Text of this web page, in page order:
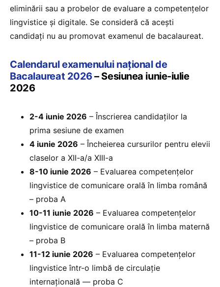
eliminării sau a probelor de evaluare a competențelor
lingvistice și digitale. Se consideră că aceşti
candidaţi nu au promovat examenul de bacalaureat.
Calendarul examenului național de
Bacalaureat 2026– Sesiunea iunie-iulie
2026
2-4 iunie 2026 – Înscrierea candidaților la
prima sesiune de examen
4 iunie 2026 – Încheierea cursurilor pentru elevii
claselor a XII-a/a XIII-a
8-10 iunie 2026 – Evaluarea competențelor
lingvistice de comunicare orală în limba română
– proba A
10-11 iunie 2026 – Evaluarea competențelor
lingvistice de comunicare orală în limba maternă
– proba B
11-12 iunie 2026 – Evaluarea competențelor
lingvistice într-o limbă de circulație
internațională — proba C